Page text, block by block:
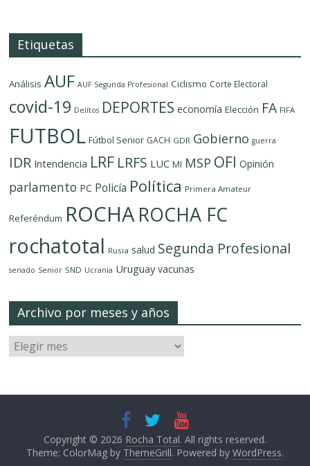
Etiquetas
Análisis AUF AUF Segunda Profesional Ciclismo Corte Electoral
covid-19 Delítos DEPORTES economía Elección FA FIFA
FUTBOL Fútbol Senior GACH GDR Gobierno guerra
IDR Intendencia LRF LRFS LUC MI MSP OFI Opinión
parlamento PC Policía Política Primera Amateur
Referéndum ROCHAROCHA FC
rochatotal Rusia salud Segunda Profesional
senado Senior SND Ucrania Uruguay vacunas
Archivo por meses y años
Copyright © 2026 Rocha Total. All rights reserved.
Theme: ColorMag by ThemeGrill. Powered by WordPress.